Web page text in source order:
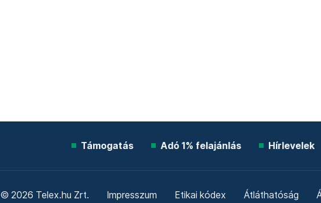
Támogatás Adó 1% felajánlás Hírlevelek
© 2026 Telex.hu Zrt. Impresszum Etikai kódex Átláthatóság